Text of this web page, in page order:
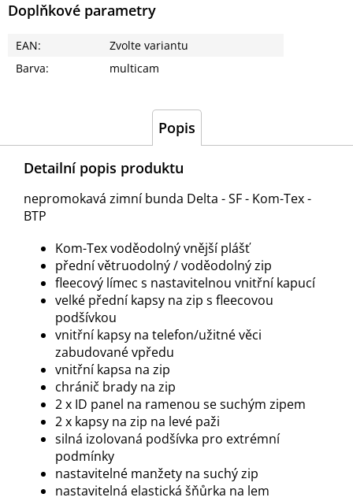
Doplňkové parametry
EAN:
Zvolte variantu
Barva: multicam
Popis
Detailní popis produktu
nepromokavá zimní bunda Delta - SF - Kom-Tex -
BTP
Kom-Tex voděodolný vnější plášť
přední větruodolný / voděodolný zip
fleecový límec s nastavitelnou vnitřní kapucí
velké přední kapsy na zip s fleecovou
podšívkou
vnitřní kapsy na telefon/užitné věci
zabudované vpředu
vnitřní kapsa na zip
chránič brady na zip
2 x ID panel na ramenou se suchým zipem
2 x kapsy na zip na levé paži
silná izolovaná podšívka pro extrémní
podmínky
nastavitelné manžety na suchý zip
nastavitelná elastická šňůrka na lem